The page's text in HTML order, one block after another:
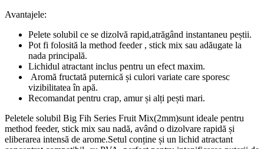
Avantajele:
Pelete solubil ce se dizolvă rapid,atrăgând instantaneu peștii.
Pot fi folosită la method feeder , stick mix sau adăugate la
nada principală.
Lichidul atractant inclus pentru un efect maxim.
Aromă fructată puternică și culori variate care sporesc
vizibilitatea în apă.
Recomandat pentru crap, amur și alți pești mari.
Peletele solubil Big Fih Series Fruit Mix(2mm)sunt ideale pentru
method feeder, stick mix sau nadă, având o dizolvare rapidă și
eliberarea intensă de arome.Setul conține și un lichid atractant